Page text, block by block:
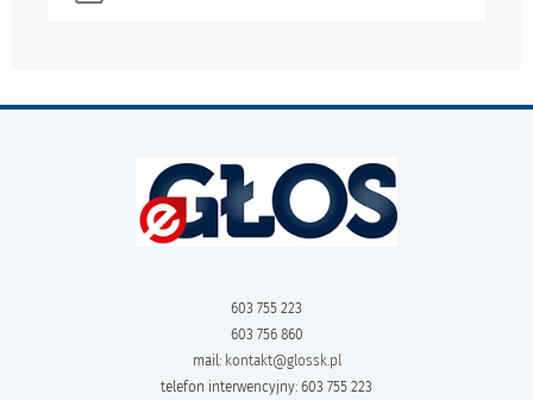
603 755 223
603 756 860
mail: kontakt@glossk.pl
telefon interwencyjny: 603 755 223